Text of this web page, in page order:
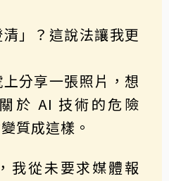
」？這說法讓我更
分享一張照片，想
於 AI 技術的危險
質成這樣。
我從未要求媒體報